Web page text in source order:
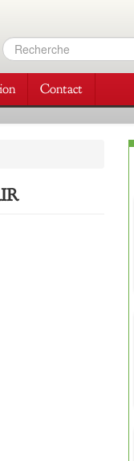
Formulaire
de
recherche
Contact